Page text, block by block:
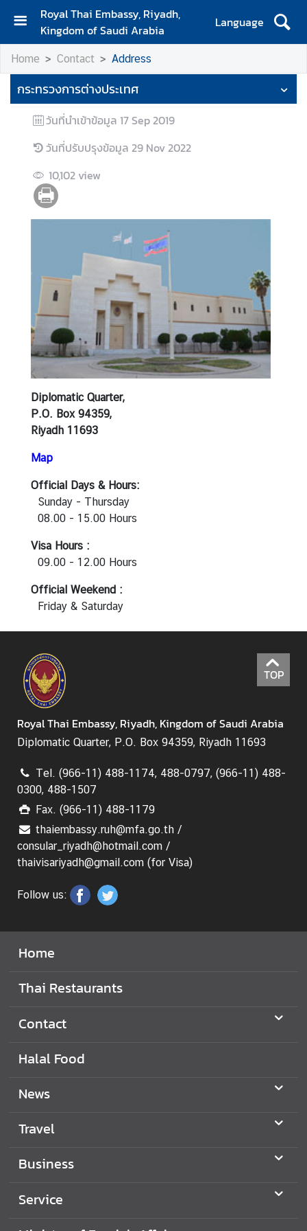
Royal Thai Embassy, Riyadh,
Kingdom of Saudi Arabia
Language
H
o
m
e
T
r
a
v
e
l
n
e
s
s
S
e
v
c
e
M
n
t
r
y
o
f
o
r
e
i
h
A
f
f
i
s
C
n
a
t
Home Contact Address
กระทรวงการต่างประเทศ
วันที่นำเข้าข้อมูล 17 Sep 2019
วันที่ปรับปรุงข้อมูล 29 Nov 2022
10,102 view
Diplomatic Quarter,
P.O. Box 94359,
Riyadh 11693
Map
Official Days & Hours:
Sunday - Thursday
08.00 - 15.00 Hours
Visa Hours :
09.00 - 12.00 Hours
Official Weekend :
Friday & Saturday
TOP
Royal Thai Embassy, Riyadh, Kingdom of Saudi Arabia
Diplomatic Quarter, P.O. Box 94359, Riyadh 11693
Tel. (966-11) 488-1174, 488-0797, (966-11) 488-
0300, 488-1507
Fax. (966-11) 488-1179
thaiembassy.ruh@mfa.go.th /
consular_riyadh@hotmail.com /
thaivisariyadh@gmail.com (for Visa)
Follow us:
Home
Thai Restaurants
Contact
Halal Food
News
Travel
Business
Service